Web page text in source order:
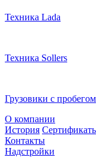
Техника Lada
Техника Sollers
Грузовики с пробегом
О компании
История
Контакты
Надстройки